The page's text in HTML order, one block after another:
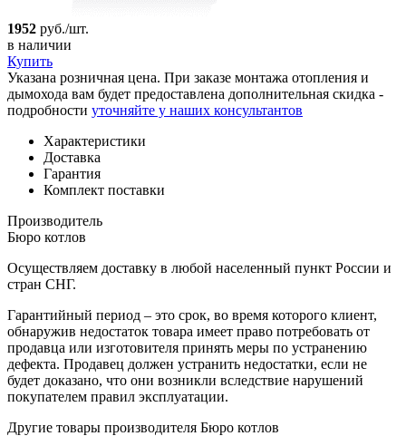
1952 руб./шт.
в наличии
Купить
Указана розничная цена. При заказе монтажа отопления и
дымохода вам будет предоставлена дополнительная скидка -
подробности уточняйте у наших консультантов
Характеристики
Доставка
Гарантия
Комплект поставки
Производитель
Бюро котлов
Осуществляем доставку в любой населенный пункт России и
стран СНГ.
Гарантийный период – это срок, во время которого клиент,
обнаружив недостаток товара имеет право потребовать от
продавца или изготовителя принять меры по устранению
дефекта. Продавец должен устранить недостатки, если не
будет доказано, что они возникли вследствие нарушений
покупателем правил эксплуатации.
Другие товары производителя Бюро котлов